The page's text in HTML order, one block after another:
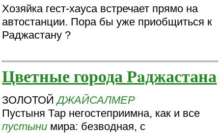
Хозяйка гест-хауса встречает прямо на
автостанции. Пора бы уже приобщиться к
Раджастану ?
Цветные города Рaджастана
ЗОЛОТОЙДЖАЙСАЛМЕР
Пустыня Тар негостеприимна, как и все
пустыни мира: безводная, с